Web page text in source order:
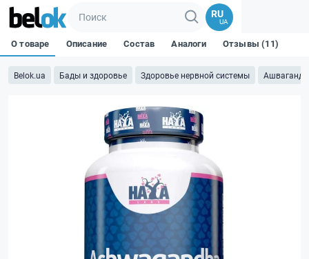
RU
UA
Belok.ua Бады и здоровье Здоровье нервной системы Ашваганда
О товаре Описание Состав Аналоги Отзывы (11)